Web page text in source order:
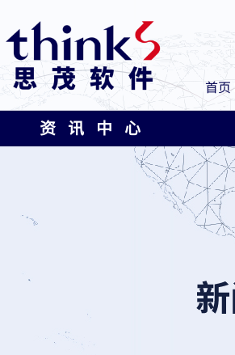
首
资 讯 中 心